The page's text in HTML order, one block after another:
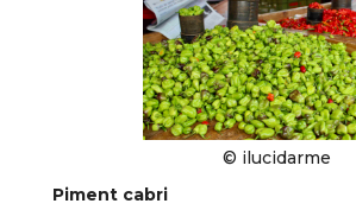
© ilucidarme
Piment cabri